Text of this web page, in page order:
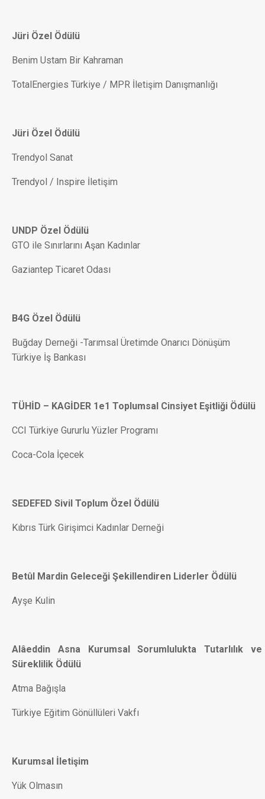
Jüri Özel Ödülü
Benim Ustam Bir Kahraman
TotalEnergies Türkiye / MPR İletişim Danışmanlığı
Jüri Özel Ödülü
Trendyol Sanat
Trendyol / Inspire İletişim
UNDP Özel Ödülü
GTO ile Sınırlarını Aşan Kadınlar
Gaziantep Ticaret Odası
B4G Özel Ödülü
Buğday Derneği -Tarımsal Üretimde Onarıcı Dönüşüm
Türkiye İş Bankası
TÜHİD – KAGİDER 1e1 Toplumsal Cinsiyet Eşitliği Ödülü
CCI Türkiye Gururlu Yüzler Programı
Coca-Cola İçecek
SEDEFED Sivil Toplum Özel Ödülü
Kıbrıs Türk Girişimci Kadınlar Derneği
Betûl Mardin Geleceği Şekillendiren Liderler Ödülü
Ayşe Kulin
Alâeddin Asna Kurumsal Sorumlulukta Tutarlılık ve
Süreklilik Ödülü
Atma Bağışla
Türkiye Eğitim Gönüllüleri Vakfı
Kurumsal İletişim
Yük Olmasın